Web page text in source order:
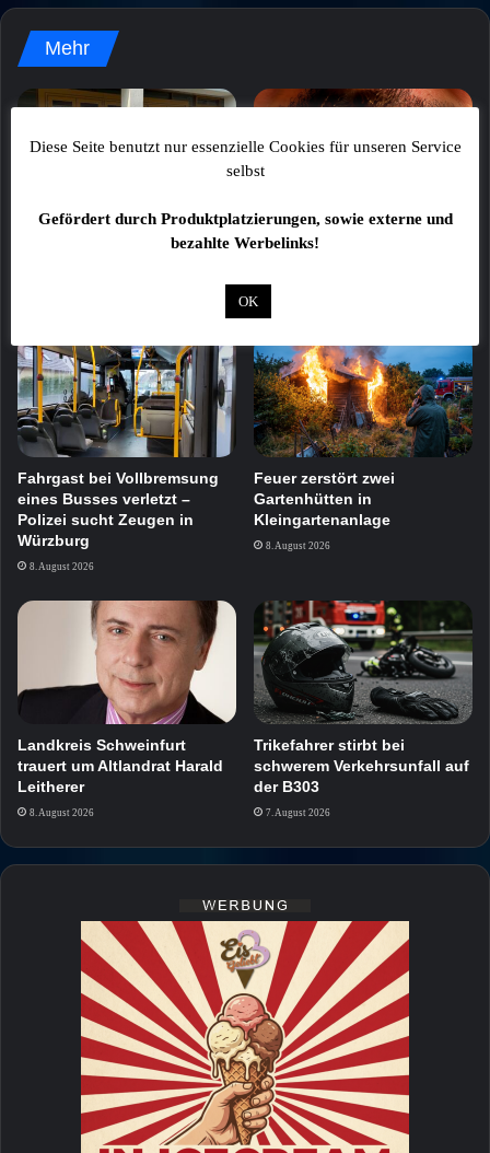
Mehr
Trickdiebstahl: Senior um
Schmuck im Wert von 1.500
Fahrgast bei Vollbremsung
eines Busses verletzt –
Polizei sucht Zeugen in
Würzburg
8. August 2026
Feuer zerstört zwei
Gartenhütten in
Kleingartenanlage
8. August 2026
Landkreis Schweinfurt
trauert um Altlandrat Harald
Leitherer
8. August 2026
Trikefahrer stirbt bei
schwerem Verkehrsunfall auf
der B303
7. August 2026
Diese Seite benutzt nur essenzielle Cookies für unseren Service
selbst
Gefördert durch Produktplatzierungen, sowie externe und
bezahlte Werbelinks!
OK